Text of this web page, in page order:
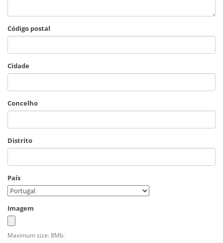
Código postal
Cidade
Concelho
Distrito
País
Imagem
Maximum size: 8Mb.